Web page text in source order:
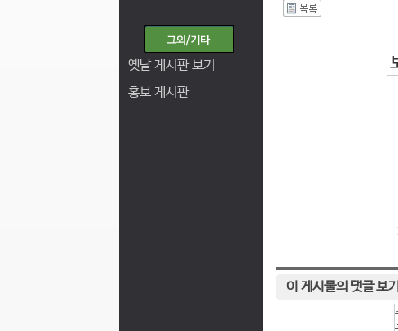
옛날 게시판 보기
홍보 게시판
이 게시물의 댓글 보기